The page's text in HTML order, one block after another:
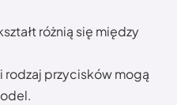
różnią się między
rodzaj przycisków mogą